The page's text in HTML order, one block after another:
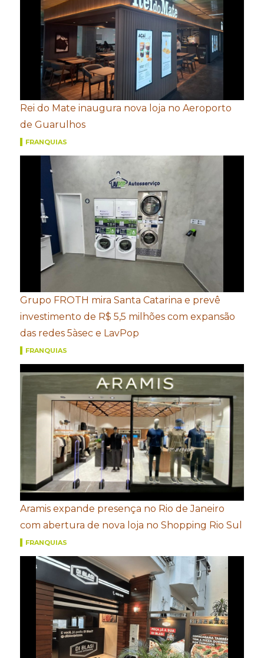
Rei do Mate inaugura nova loja no Aeroporto
de Guarulhos
FRANQUIAS
Grupo FROTH mira Santa Catarina e prevê
investimento de R$ 5,5 milhões com expansão
das redes 5àsec e LavPop
FRANQUIAS
Aramis expande presença no Rio de Janeiro
com abertura de nova loja no Shopping Rio Sul
FRANQUIAS